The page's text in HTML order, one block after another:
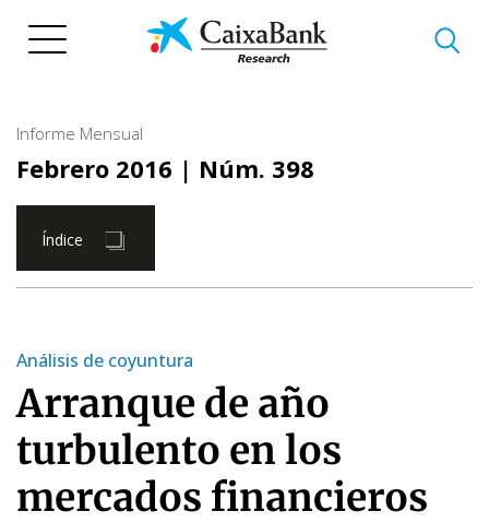
Informe Mensual
Febrero 2016 | Núm. 398
Índice
Análisis de coyuntura
Arranque de año
turbulento en los
mercados financieros